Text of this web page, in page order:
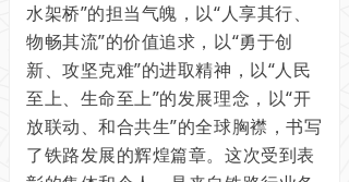
水架桥”的担当气魄，以“人享其行、
物畅其流”的价值追求，以“勇于创
新、攻坚克难”的进取精神，以“人民
至上、生命至上”的发展理念，以“开
放联动、‌和合共生”的全球胸襟，书写
了铁路发展的辉煌篇章。这次受到表